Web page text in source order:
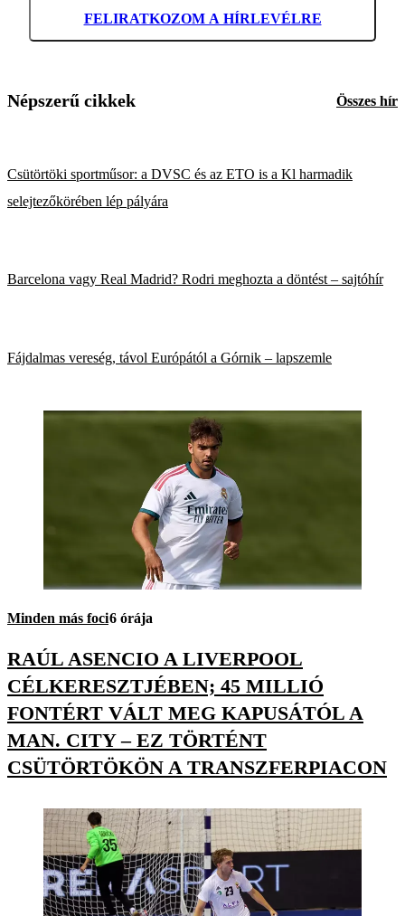
FELIRATKOZOM A HÍRLEVÉLRE
Népszerű cikkek Összes hír
Csütörtöki sportműsor: a DVSC és az ETO is a Kl harmadik
selejtezőkörében lép pályára
Barcelona vagy Real Madrid? Rodri meghozta a döntést – sajtóhír
Fájdalmas vereség, távol Európától a Górnik – lapszemle
Minden más foci6 órája
RAÚL ASENCIO A LIVERPOOL
CÉLKERESZTJÉBEN; 45 MILLIÓ
FONTÉRT VÁLT MEG KAPUSÁTÓL A
MAN. CITY – EZ TÖRTÉNT
CSÜTÖRTÖKÖN A TRANSZFERPIACON